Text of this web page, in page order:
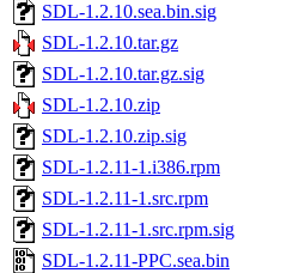
SDL-1.2.10.sea.bin.sig
SDL-1.2.10.tar.gz
SDL-1.2.10.tar.gz.sig
SDL-1.2.10.zip
SDL-1.2.10.zip.sig
SDL-1.2.11-1.i386.rpm
SDL-1.2.11-1.src.rpm
SDL-1.2.11-1.src.rpm.sig
SDL-1.2.11-PPC.sea.bin